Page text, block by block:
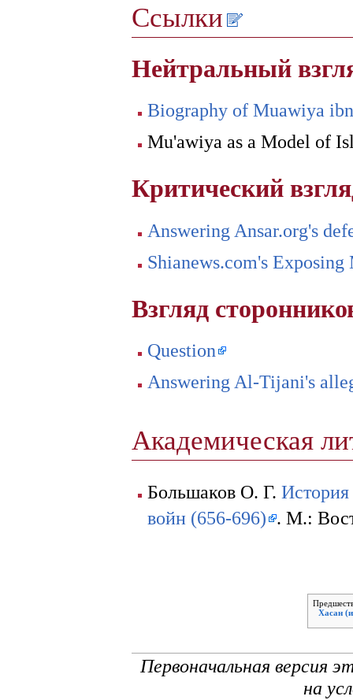
Ссылки
Нейтральный
Biography of Muawiya
Mu'awiya as a Model of
Критический
Answering Ansar.org's
Shianews.com's
Взгляд
Question
Answering Al-Tijani's
Академическая
Большаков О. Г.
войн (656-696) . М.:
Хасан
Первоначальная версия
на